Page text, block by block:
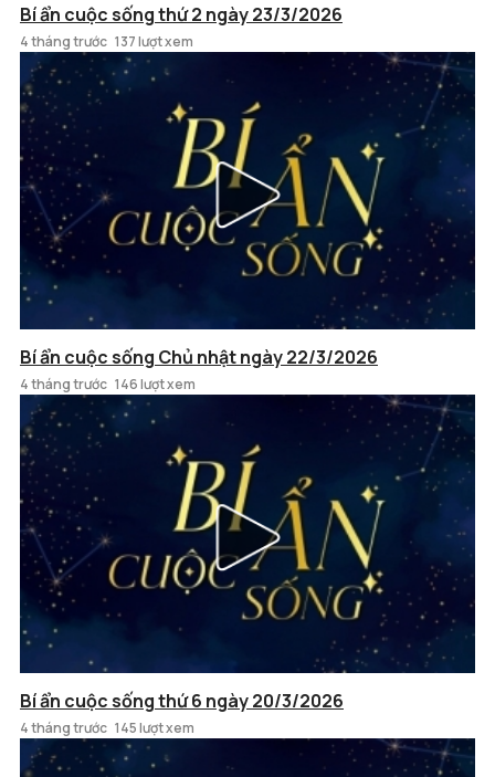
Bí ẩn cuộc sống thứ 2 ngày 23/3/2026
4 tháng trước 137 lượt xem
Bí ẩn cuộc sống Chủ nhật ngày 22/3/2026
4 tháng trước 146 lượt xem
Bí ẩn cuộc sống thứ 6 ngày 20/3/2026
4 tháng trước 145 lượt xem